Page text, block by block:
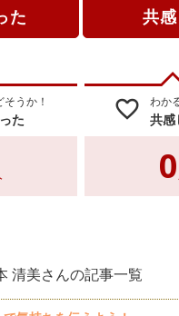
た 共
うか！
た favorite_border わか
共感
0
清美さんの記事一覧